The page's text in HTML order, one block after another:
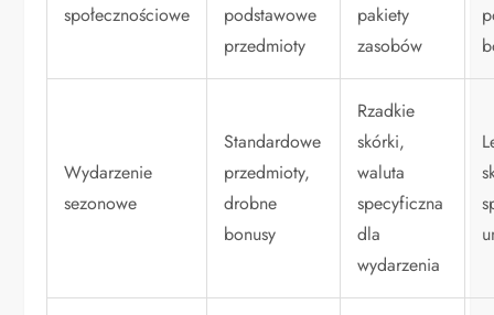
społecznościowe
podstawowe
przedmioty
pakiety
zasobów
Wydarzenie
sezonowe
Standardowe
przedmioty,
drobne
bonusy
Rzadkie
skórki,
waluta
specyficzna
dla
wydarzenia